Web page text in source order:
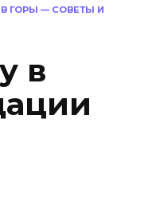
ГОРЫ — СОВЕТЫ И
в